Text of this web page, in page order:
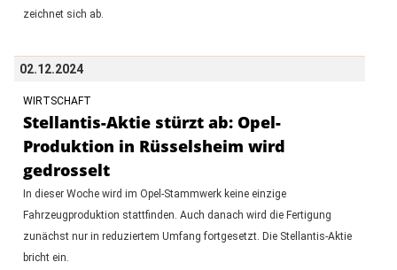
zeichnet sich ab.
02.12.2024
WIRTSCHAFT
Stellantis-Aktie stürzt ab: Opel-
Produktion in Rüsselsheim wird
gedrosselt
In dieser Woche wird im Opel-Stammwerk keine einzige
Fahrzeugproduktion stattfinden. Auch danach wird die Fertigung
zunächst nur in reduziertem Umfang fortgesetzt. Die Stellantis-Aktie
bricht ein.